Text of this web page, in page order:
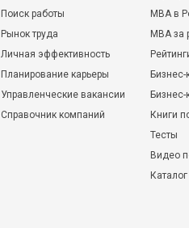
Поиск работы
Рынок труда
Личная эффективность
Планирование карьеры
Управленческие вакансии
Справочник компаний
MBA в
MBA
Бизнес-
Книги
Тесты
Видео